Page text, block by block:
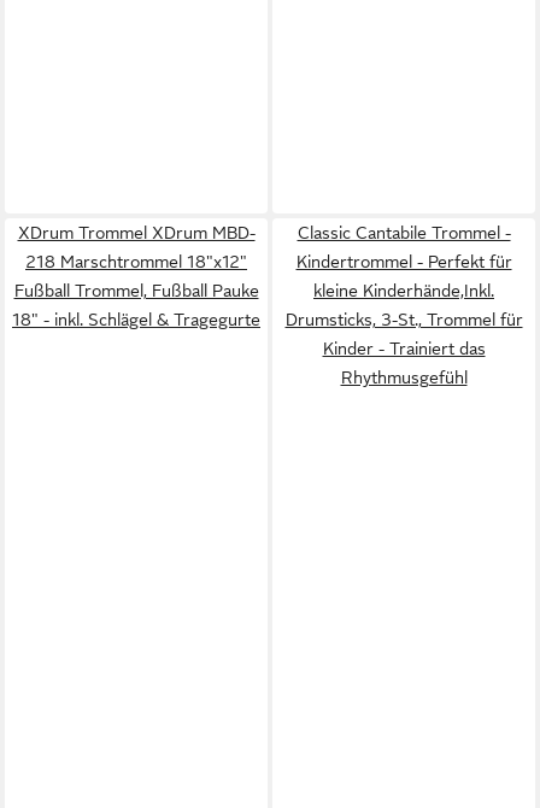
XDrum Trommel XDrum MBD-
218 Marschtrommel 18"x12"
Fußball Trommel, Fußball Pauke
18" - inkl. Schlägel & Tragegurte
Classic Cantabile Trommel -
Kindertrommel - Perfekt für
kleine Kinderhände,Inkl.
Drumsticks, 3-St., Trommel für
Kinder - Trainiert das
Rhythmusgefühl